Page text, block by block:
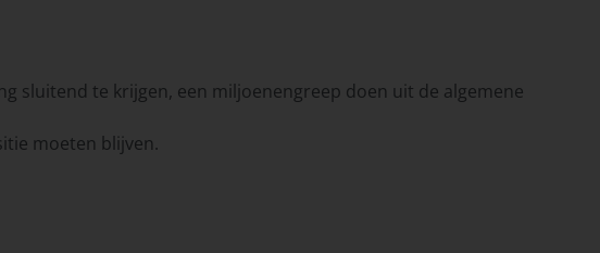
sluitend te krijgen, een miljoenengreep doen uit de algemene
moeten blijven.